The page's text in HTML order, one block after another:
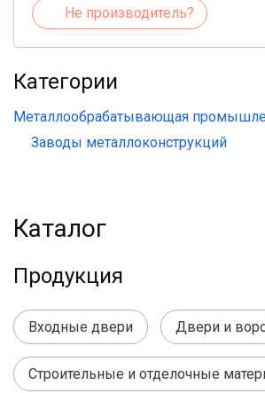
Не производитель?
Категории
Металлообрабатывающая
Заводы металлоконструкций
Каталог
Продукция
Входные двери Двери и
Строительные и отделочные